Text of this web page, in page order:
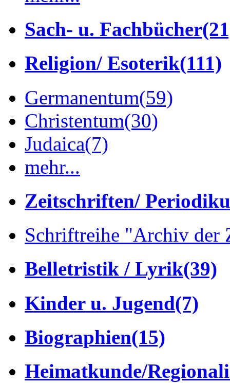
Sach- u. Fachbücher
Religion/ Esoterik(111)
Germanentum(59)
Christentum(30)
Judaica(7)
mehr...
Zeitschriften/
Schriftreihe "Archiv der
Belletristik / Lyrik(39)
Kinder u. Jugend(7)
Biographien(15)
Heimatkunde/